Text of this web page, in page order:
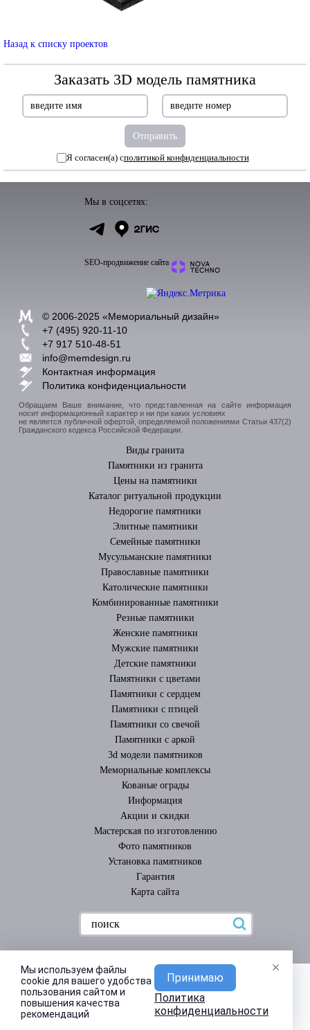
Назад к списку проектов
Заказать 3D модель памятника
Я согласен(а) сполитикой конфиденциальности
Мы в соцсетях:
SEO-продвижение сайта
© 2006-2025 «Мемориальный дизайн»
+7 (495) 920-11-10
+7 917 510-48-51
info@memdesign.ru
Контактная информация
Политика конфиденциальности
Обращаем Ваше внимание, что представленная на сайте информация
носит информационный характер и ни при каких условиях
не является публичной офертой, определяемой положениями Статьи 437(2)
Гражданского кодекса Российской Федерации.
Виды гранита
Памятники из гранита
Цены на памятники
Каталог ритуальной продукции
Недорогие памятники
Элитные памятники
Cемейные памятники
Мусульманские памятники
Православные памятники
Католические памятники
Комбинированные памятники
Резные памятники
Женские памятники
Мужские памятники
Детские памятники
Памятники с цветами
Памятники с сердцем
Памятники с птицей
Памятники со свечой
Памятники с аркой
3d модели памятников
Мемориальные комплексы
Кованые ограды
Информация
Акции и скидки
Мастерская по изготовлению
Фото памятников
Установка памятников
Гарантия
Карта сайта
Мы используем файлы
cookie для вашего удобства
пользования сайтом и
повышения качества
рекомендаций
Принимаю
Политика
конфиденциальности